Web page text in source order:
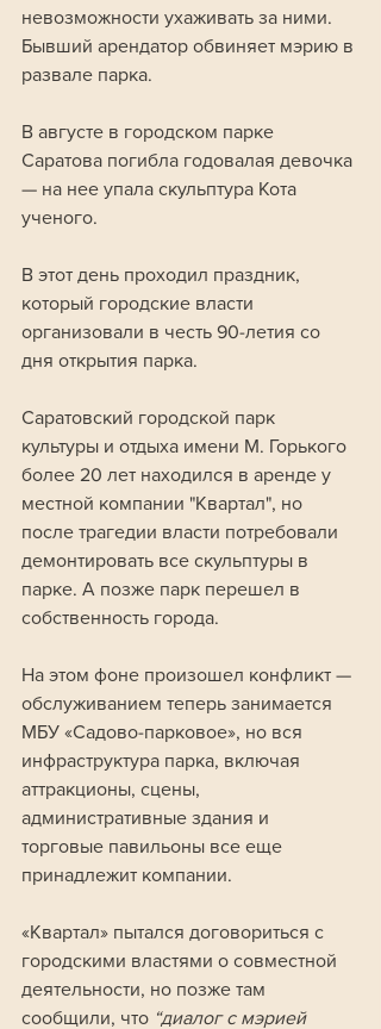
невозможности ухаживать за ними.
Бывший арендатор обвиняет мэрию в
развале парка.
В августе в городском парке
Саратова погибла годовалая девочка
— на нее упала скульптура Кота
ученого.
В этот день проходил праздник,
который городские власти
организовали в честь 90-летия со
дня открытия парка.
Саратовский городской парк
культуры и отдыха имени М. Горького
более 20 лет находился в аренде у
местной компании "Квартал", но
после трагедии власти потребовали
демонтировать все скульптуры в
парке. А позже парк перешел в
собственность города.
На этом фоне произошел конфликт —
обслуживанием теперь занимается
МБУ «Садово-парковое», но вся
инфраструктура парка, включая
аттракционы, сцены,
административные здания и
торговые павильоны все еще
принадлежит компании.
«Квартал» пытался договориться с
городскими властями о совместной
деятельности, но позже там
сообщили, что “диалог с мэрией